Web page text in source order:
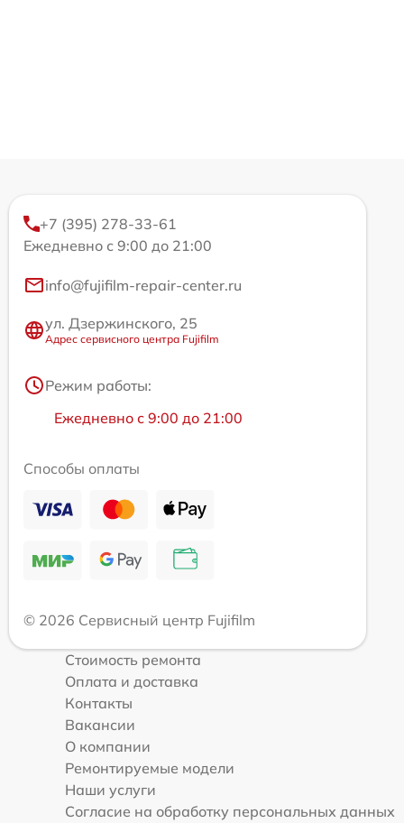
+7 (395) 278-33-61
Ежедневно с 9:00 до 21:00
info@fujifilm-repair-center.ru
ул. Дзержинского, 25
Адрес сервисного центра Fujifilm
Режим работы:
Ежедневно с 9:00 до 21:00
Способы оплаты
© 2026 Сервисный центр Fujifilm
Стоимость ремонта
Оплата и доставка
Контакты
Вакансии
О компании
Ремонтируемые модели
Наши услуги
Согласие на обработку персональных данных